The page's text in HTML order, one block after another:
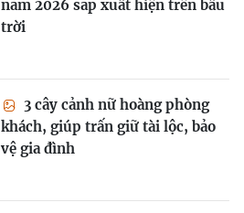
năm 2026 sắp xuất hiện trên bầu
trời
3 cây cảnh nữ hoàng phòng
khách, giúp trấn giữ tài lộc, bảo
vệ gia đình